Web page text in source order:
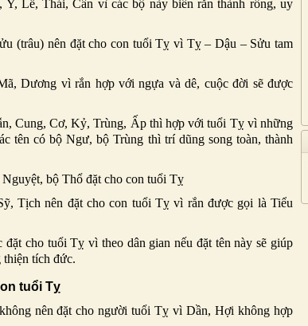
Y, Lễ, Thái, Cân vì các bộ này biến rắn thành rồng, uy
(trâu) nên đặt cho con tuổi Tỵ vì Tỵ – Dậu – Sửu tam
Dương vì rắn hợp với ngựa và dê, cuộc đời sẽ được
Cung, Cơ, Kỷ, Trùng, Ấp thì hợp với tuổi Tỵ vì những
tên có bộ Ngư, bộ Trùng thì trí dũng song toàn, thành
bộ Thổ đặt cho con tuổi Tỵ
Tịch nên đặt cho con tuổi Tỵ vì rắn được gọi là Tiểu
cho tuổi Tỵ vì theo dân gian nếu đặt tên này sẽ giúp
tích đức.
tuổi Tỵ
nên đặt cho người tuổi Tỵ vì Dần, Hợi không hợp